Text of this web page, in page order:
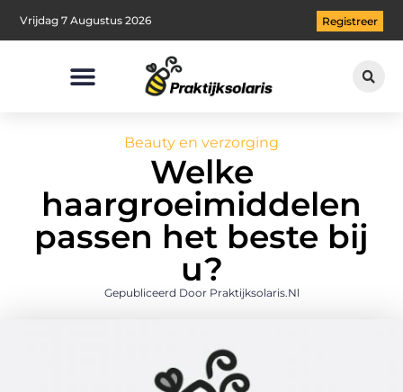
Vrijdag 7 Augustus 2026 Registreer
Beauty en verzorging
Welke
haargroeimiddelen
passen het beste bij
u?
Gepubliceerd Door Praktijksolaris.nl